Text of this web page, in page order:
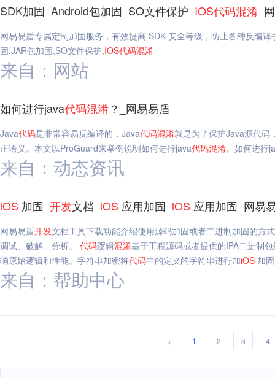
SDK加固_Android包加固_SO文件保护_ IOS代码混淆 _
网易易盾专属定制加固服务，有效提高 SDK 安全等级，防止各种反编
固,JAR包加固,SO文件保护,IOS代码混淆
来自：网站
如何进行java代码混淆？_网易易盾
Java代码是非常容易反编译的，Java代码混淆就是为了保护Java源代码
正语义。本文以ProGuard来举例说明如何进行java代码混淆。如何进行
来自：动态资讯
iOS 加固_ 开发文档_ iOS 应用加固_ iOS 应用加固_网易
网易易盾开发文档工具下载功能介绍使用源码加固或者二进制加固的方
调试、破解、分析。 代码逻辑混淆基于工程源码或者提供的IPA二进制
响原始逻辑和性能。字符串加密将代码中的定义的字符串进行加iOS 加
来自：帮助中心
< 1 2 3 4